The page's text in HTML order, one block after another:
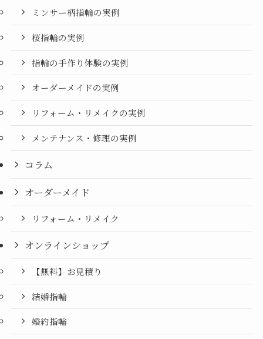
ミンサー柄指輪の実例
桜指輪の実例
指輪の手作り体験の実例
オーダーメイドの実例
リフォーム・リメイクの実例
メンテナンス・修理の実例
コラム
オーダーメイド
リフォーム・リメイク
オンラインショップ
【無料】お見積り
結婚指輪
婚約指輪